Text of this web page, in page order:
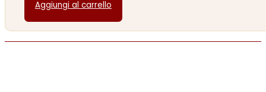
Aggiungi al carrello